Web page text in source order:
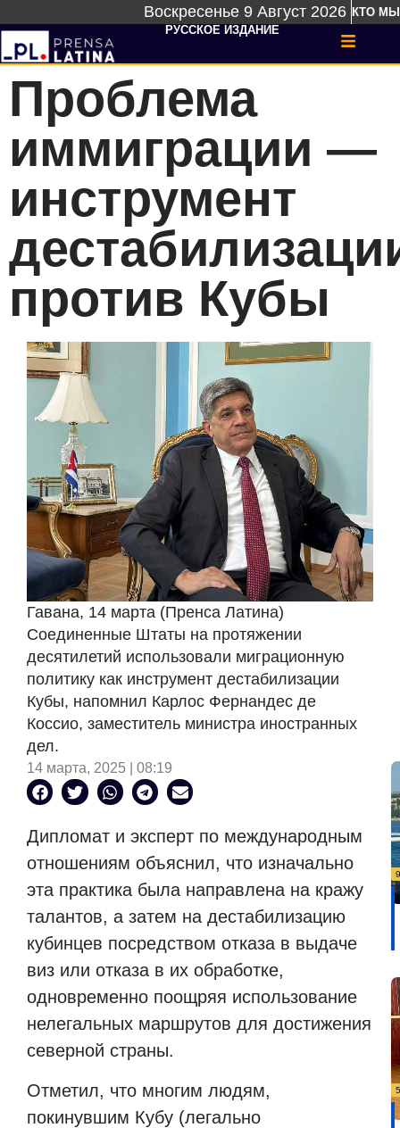
Воскресенье 9 Август 2026 КТО МЫ
РУССКОЕ ИЗДАНИЕ
Проблема
иммиграции —
инструмент
против Кубы
Гавана, 14 марта (Пренса Латина)
Соединенные Штаты на протяжении
десятилетий использовали миграционную
политику как инструмент дестабилизации
Кубы, напомнил Карлос Фернандес де
Коссио, заместитель министра иностранных
дел.
14 марта, 2025 | 08:19
Дипломат и эксперт по международным
отношениям объяснил, что изначально
эта практика была направлена ​​на кражу
талантов, а затем на дестабилизацию
кубинцев посредством отказа в выдаче
виз или отказа в их обработке,
одновременно поощряя использование
нелегальных маршрутов для достижения
северной страны.
Отметил, что многим людям,
покинувшим Кубу (легально